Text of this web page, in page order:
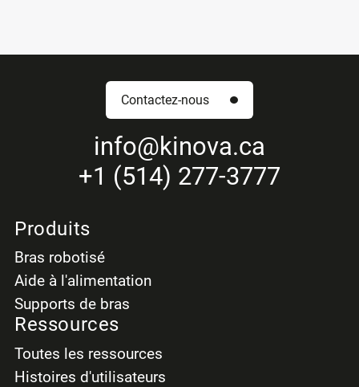
Produits
Bras robotisé
Aide à l'alimentation
Supports de bras
Ressources
Toutes les ressources
Histoires d'utilisateurs
Contactez-nous
info@kinova.ca
+1 (514) 277-3777